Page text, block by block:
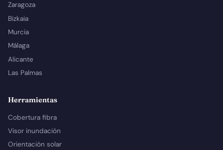
Zaragoza
Bizkaia
Murcia
Málaga
Alicante
Las Palmas
Herramientas
Cobertura fibra
Visor inundación
Orientación solar